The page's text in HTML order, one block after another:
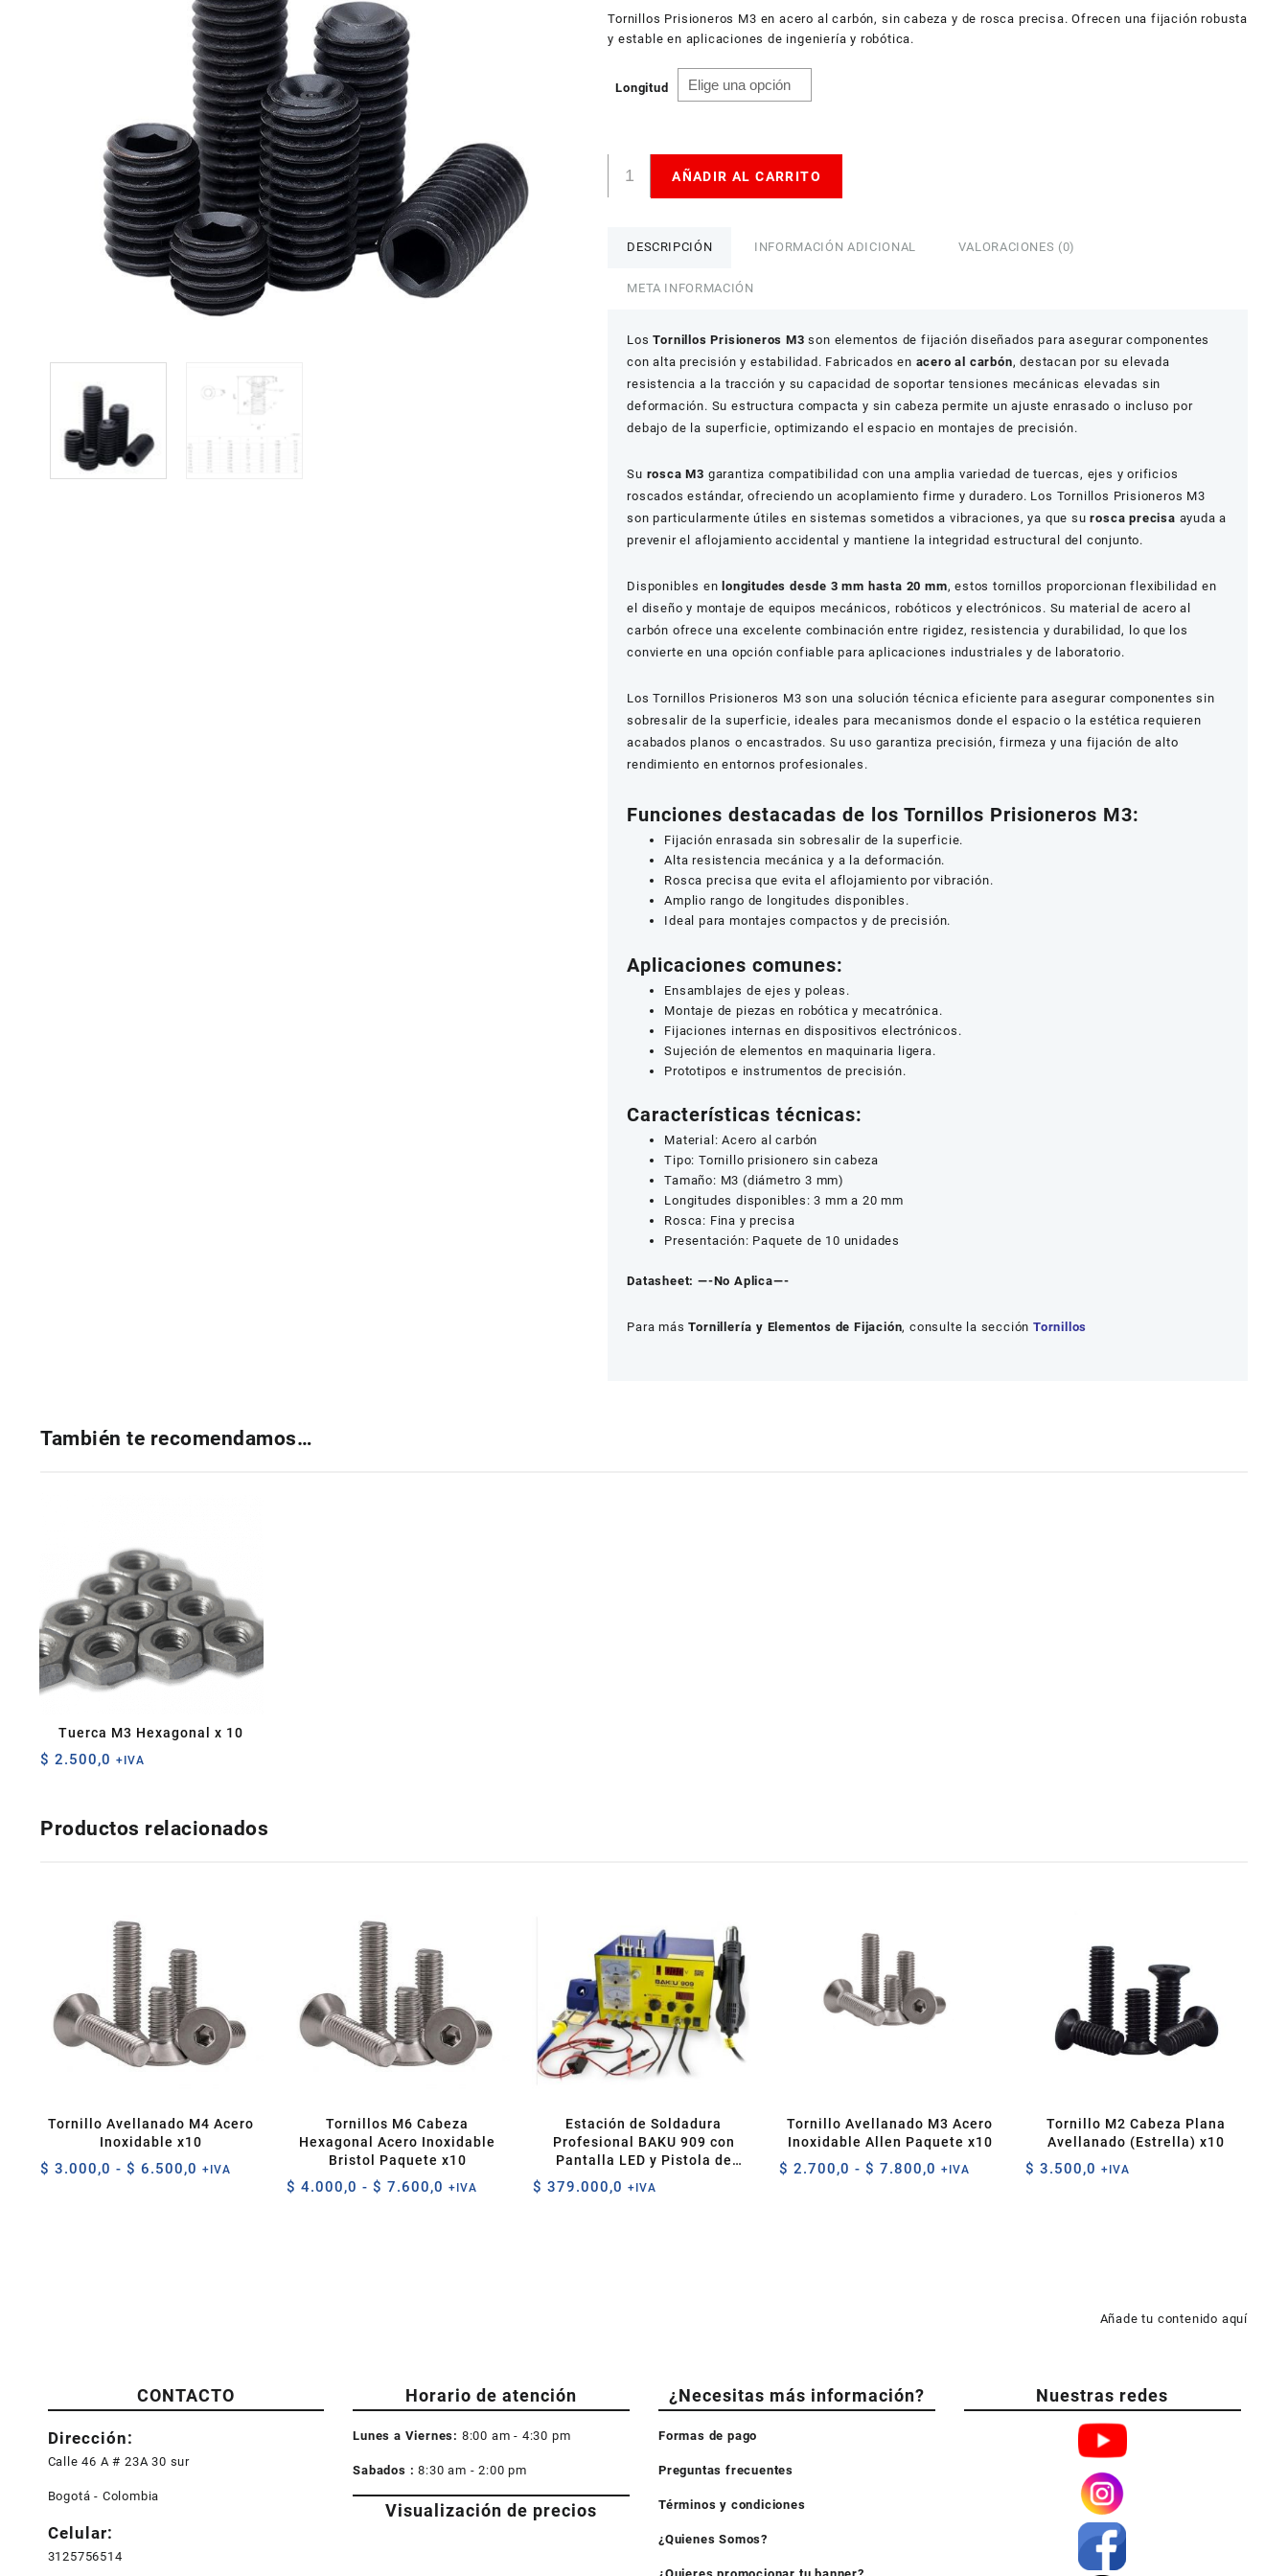
hasta
$ 3.200,0
American Dollar
Tornillos Prisioneros M3 en acero al carbón, sin cabeza y de rosca precisa. Ofrecen una fijación robusta
y estable en aplicaciones de ingeniería y robótica.
Longitud
Prisioneros
Rosca
X10
cantidad
AÑADIR AL CARRITO
DESCRIPCIÓN INFORMACIÓN ADICIONAL VALORACIONES (0)
META INFORMACIÓN
LosTornillos Prisioneros M3 son elementos de fijación diseñados para asegurar componentes
con alta precisión y estabilidad. Fabricados en acero al carbón, destacan por su elevada
resistencia a la tracción y su capacidad de soportar tensiones mecánicas elevadas sin
deformación. Su estructura compacta y sin cabeza permite un ajuste enrasado o incluso por
debajo de la superficie, optimizando el espacio en montajes de precisión.
Su rosca M3 garantiza compatibilidad con una amplia variedad de tuercas, ejes y orificios
roscados estándar, ofreciendo un acoplamiento firme y duradero. Los Tornillos Prisioneros M3
son particularmente útiles en sistemas sometidos a vibraciones, ya que surosca precisa ayuda a
prevenir el aflojamiento accidental y mantiene la integridad estructural del conjunto.
Disponibles en longitudes desde 3 mm hasta 20 mm, estos tornillos proporcionan flexibilidad en
el diseño y montaje de equipos mecánicos, robóticos y electrónicos. Su material de acero al
carbón ofrece una excelente combinación entre rigidez, resistencia y durabilidad, lo que los
convierte en una opción confiable para aplicaciones industriales y de laboratorio.
Los Tornillos Prisioneros M3 son una solución técnica eficiente para asegurar componentes sin
sobresalir de la superficie, ideales para mecanismos donde el espacio o la estética requieren
acabados planos o encastrados. Su uso garantiza precisión, firmeza y una fijación de alto
rendimiento en entornos profesionales.
Funciones destacadas de los Tornillos Prisioneros M3:
Fijación enrasada sin sobresalir de la superficie.
Alta resistencia mecánica y a la deformación.
Rosca precisa que evita el aflojamiento por vibración.
Amplio rango de longitudes disponibles.
Ideal para montajes compactos y de precisión.
Aplicaciones comunes:
Ensamblajes de ejes y poleas.
Montaje de piezas en robótica y mecatrónica.
Fijaciones internas en dispositivos electrónicos.
Sujeción de elementos en maquinaria ligera.
Prototipos e instrumentos de precisión.
Características técnicas:
Material: Acero al carbón
Tipo: Tornillo prisionero sin cabeza
Tamaño: M3 (diámetro 3 mm)
Longitudes disponibles: 3 mm a 20 mm
Rosca: Fina y precisa
Presentación: Paquete de 10 unidades
Datasheet: —-No Aplica—-
Para másTornillería y Elementos de Fijación, consulte la secciónTornillos
También te recomendamos…
Tuerca M3 Hexagonal x 10
$ 2.500,0 +IVA
Productos relacionados
Tornillo Avellanado M4 Acero
Inoxidable x10
$ 3.000,0 - $ 6.500,0 Rango
+IVA
Tornillos M6 Cabeza
Hexagonal Acero Inoxidable
Bristol Paquete x10
$ 4.000,0 - $ 7.600,0 Rango
+IVA
Estación de Soldadura
Profesional BAKU 909 con
Pantalla LED y Pistola de
$ 379.000,0 +IVA
Tornillo Avellanado M3 Acero
Inoxidable Allen Paquete x10
$ 2.700,0 - $ 7.800,0 Rango
+IVA
Tornillo M2 Cabeza Plana
Avellanado (Estrella) x10
$ 3.500,0 +IVA
Añade tu contenido aquí
CONTACTO
Dirección:
Calle 46 A # 23A 30 sur
Bogotá - Colombia
Celular:
3125756514
Horario de atención
Lunes a Viernes: 8:00 am - 4:30 pm
Sabados :8:30 am - 2:00 pm
Visualización de precios
¿Necesitas más información?
Formas de pago
Preguntas frecuentes
Términos y condiciones
¿Quienes Somos?
Nuestras redes